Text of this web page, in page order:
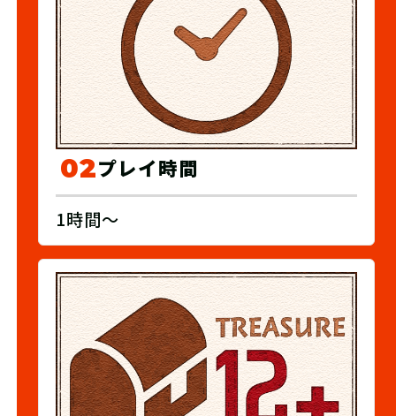
02プレイ時間
1時間～